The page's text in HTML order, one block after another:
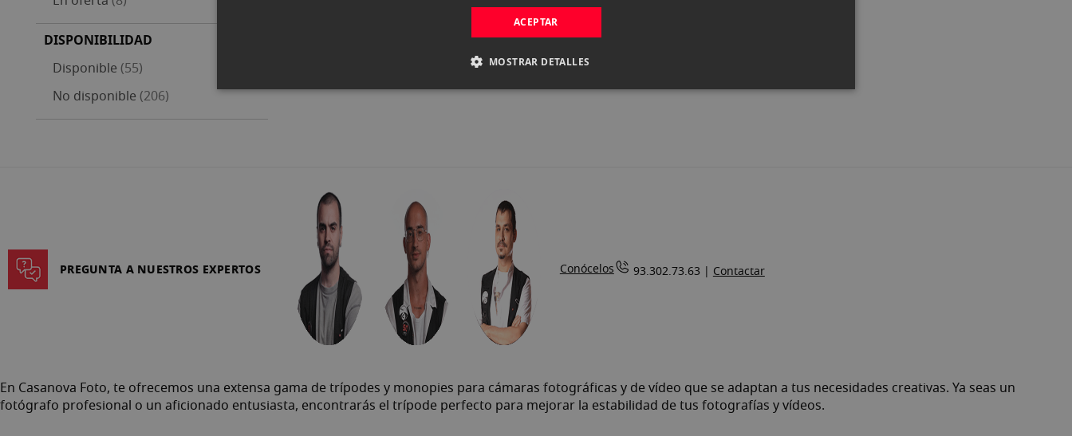
DISPONIBILIDAD
Disponible 55
artículos
No disponible 206
artículos
PREGUNTA A NUESTROS EXPERTOS Conócelos 93.302.73.63 | Contactar
En Casanova Foto, te ofrecemos una extensa gama de trípodes y monopies para cámaras fotográficas y de vídeo que se adaptan a tus necesidades creativas. Ya seas un
fotógrafo profesional o un aficionado entusiasta, encontrarás el trípode perfecto para mejorar la estabilidad de tus fotografías y vídeos.
ACEPTAR
MOSTRAR DETALLES